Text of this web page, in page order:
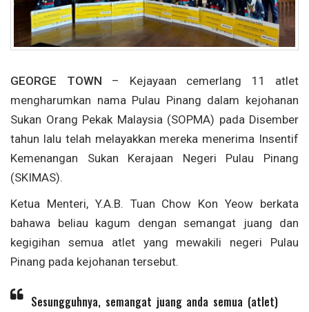
GEORGE TOWN – Kejayaan cemerlang 11 atlet
mengharumkan nama Pulau Pinang dalam kejohanan
Sukan Orang Pekak Malaysia (SOPMA) pada Disember
tahun lalu telah melayakkan mereka menerima Insentif
Kemenangan Sukan Kerajaan Negeri Pulau Pinang
(SKIMAS).
Ketua Menteri, Y.A.B. Tuan Chow Kon Yeow berkata
bahawa beliau kagum dengan semangat juang dan
kegigihan semua atlet yang mewakili negeri Pulau
Pinang pada kejohanan tersebut.
Sesungguhnya, semangat juang anda semua (atlet)